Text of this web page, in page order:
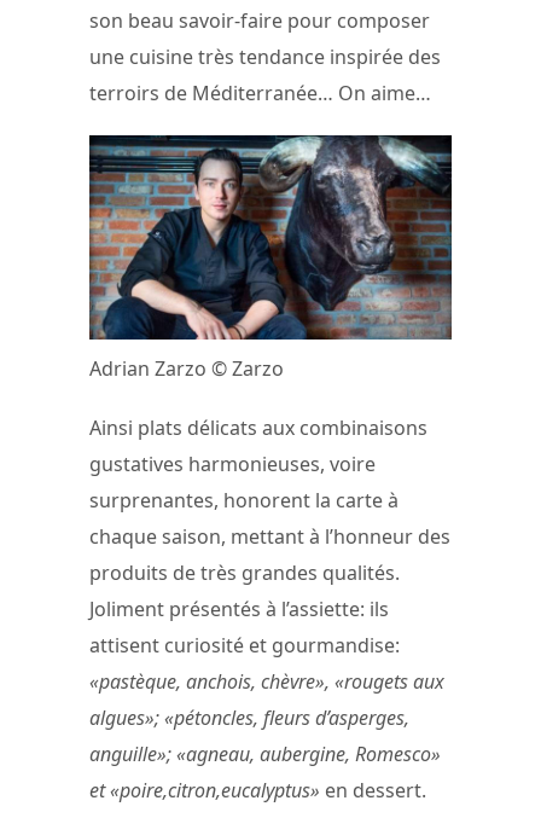
son beau savoir-faire pour composer
une cuisine très tendance inspirée des
terroirs de Méditerranée… On aime…
Adrian Zarzo © Zarzo
Ainsi plats délicats aux combinaisons
gustatives harmonieuses, voire
surprenantes, honorent la carte à
chaque saison, mettant à l’honneur des
produits de très grandes qualités.
Joliment présentés à l’assiette: ils
attisent curiosité et gourmandise:
«pastèque, anchois, chèvre», «rougets aux
algues»; «pétoncles, fleurs d’asperges,
anguille»; «agneau, aubergine, Romesco»
et «poire,citron,eucalyptus» en dessert.